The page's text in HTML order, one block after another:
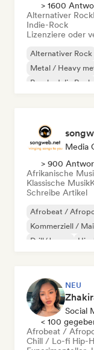
> 1600
Alternativer Rock
Indie-Rock
Lizenziere oder
Alternativer Rock
Metal / Heavy
Psychedelic Rock
Media
> 900
Afrikanische
Klassische Musik
Schreibe Artikel
Afrobeat /
Kommerziell /
Drill/Jersey
Hip-
NEU
Social
< 100
Afrobeat /
Chill / Lo-fi Hip-